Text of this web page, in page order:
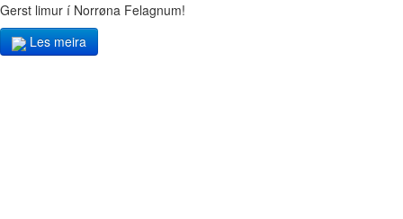
Gerst limur í Norrøna Felagnum!
Les meira